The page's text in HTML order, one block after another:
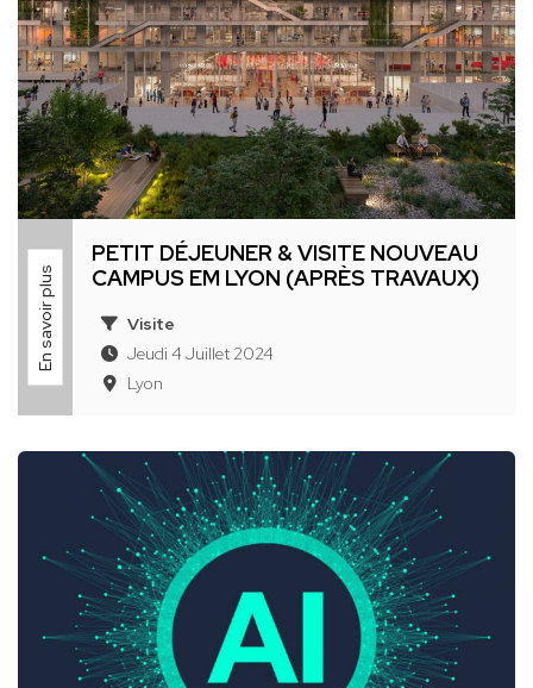
En savoir plus
PETIT DÉJEUNER & VISITE NOUVEAU
CAMPUS EM LYON (APRÈS TRAVAUX)
Visite
Jeudi 4 Juillet 2024
Lyon